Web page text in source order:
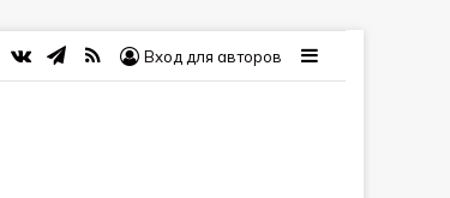
vk.comTelegram
RSS Вход для авторов